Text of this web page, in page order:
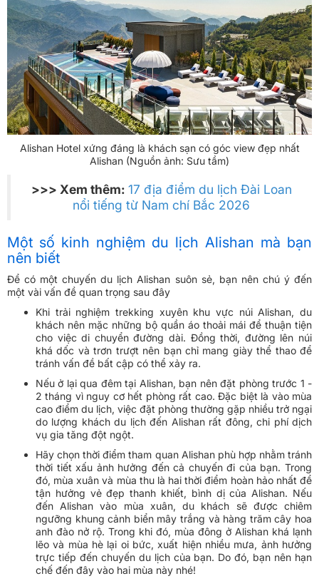
Alishan Hotel xứng đáng là khách sạn có góc view đẹp nhất
Alishan (Nguồn ảnh: Sưu tầm)
>>> Xem thêm: 17 địa điểm du lịch Đài Loan
nổi tiếng từ Nam chí Bắc 2026
Một số kinh nghiệm du lịch Alishan mà bạn
nên biết
Để có một chuyến du lịch Alishan suôn sẻ, bạn nên chú ý đến
một vài vấn đề quan trọng sau đây
Khi trải nghiệm trekking xuyên khu vực núi Alishan, du
khách nên mặc những bộ quần áo thoải mái để thuận tiện
cho việc di chuyển đường dài. Đồng thời, đường lên núi
khá dốc và trơn trượt nên bạn chỉ mang giày thể thao để
tránh vấn đề bất cập có thể xảy ra.
Nếu ở lại qua đêm tại Alishan, bạn nên đặt phòng trước 1 -
2 tháng vì nguy cơ hết phòng rất cao. Đặc biệt là vào mùa
cao điểm du lịch, việc đặt phòng thường gặp nhiều trở ngại
do lượng khách du lịch đến Alishan rất đông, chi phí dịch
vụ gia tăng đột ngột.
Hãy chọn thời điểm tham quan Alishan phù hợp nhằm tránh
thời tiết xấu ảnh hưởng đến cả chuyến đi của bạn. Trong
đó, mùa xuân và mùa thu là hai thời điểm hoàn hảo nhất để
tận hưởng vẻ đẹp thanh khiết, bình dị của Alishan. Nếu
đến Alishan vào mùa xuân, du khách sẽ được chiêm
ngưỡng khung cảnh biển mây trắng và hàng trăm cây hoa
anh đào nở rộ. Trong khi đó, mùa đông ở Alishan khá lạnh
lẽo và mùa hè lại oi bức, xuất hiện nhiều mưa, ảnh hưởng
trực tiếp đến chuyến du lịch của bạn. Do đó, bạn nên hạn
chế đến đây vào hai mùa này nhé!